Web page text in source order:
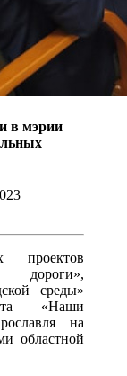
в мэрии
проектов
дороги»,
среды»
«Наши
на
областной